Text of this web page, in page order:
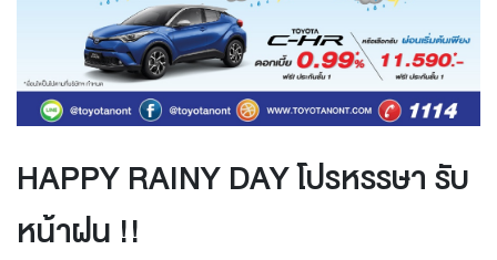
HAPPY RAINY DAY โปรหรรษา รับ
หน้าฝน !!